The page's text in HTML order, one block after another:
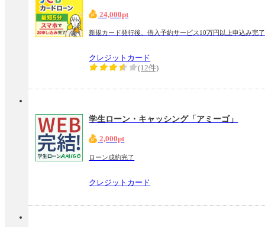
24,000pt
新規カード発行後、借入予約サービス10万円以上申込み完了
クレジットカード
(12件)
学生ローン・キャッシング「アミーゴ」
2,000pt
ローン成約完了
クレジットカード